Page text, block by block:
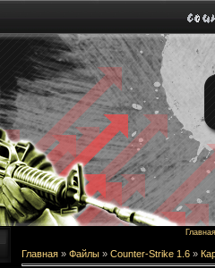
Главная
Главная » Файлы » Counter-Strike 1.6 »